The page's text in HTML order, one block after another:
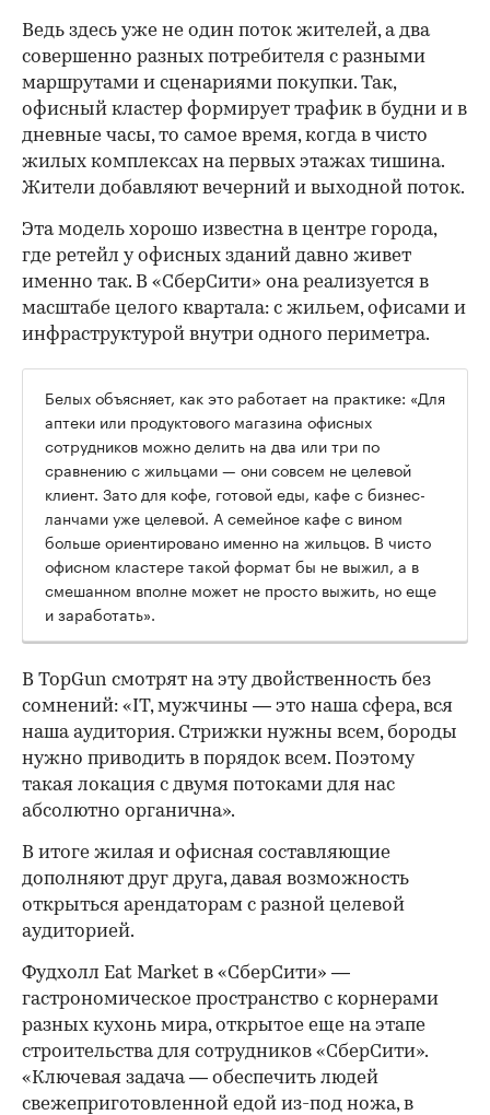
Ведь здесь уже не один поток жителей, а два
совершенно разных потребителя с разными
маршрутами и сценариями покупки. Так,
офисный кластер формирует трафик в будни и в
дневные часы, то самое время, когда в чисто
жилых комплексах на первых этажах тишина.
Жители добавляют вечерний и выходной поток.
Эта модель хорошо известна в центре города,
где ретейл у офисных зданий давно живет
именно так. В «СберСити» она реализуется в
масштабе целого квартала: с жильем, офисами и
инфраструктурой внутри одного периметра.
Белых объясняет, как это работает на практике: «Для
аптеки или продуктового магазина офисных
сотрудников можно делить на два или три по
сравнению с жильцами — они совсем не целевой
клиент. Зато для кофе, готовой еды, кафе с бизнес-
ланчами уже целевой. А семейное кафе с вином
больше ориентировано именно на жильцов. В чисто
офисном кластере такой формат бы не выжил, а в
смешанном вполне может не просто выжить, но еще
и заработать».
В TopGun смотрят на эту двойственность без
сомнений: «IT, мужчины — это наша сфера, вся
наша аудитория. Стрижки нужны всем, бороды
нужно приводить в порядок всем. Поэтому
такая локация с двумя потоками для нас
абсолютно органична».
В итоге жилая и офисная составляющие
дополняют друг друга, давая возможность
открыться арендаторам с разной целевой
аудиторией.
Фудхолл Eat Market в «СберСити» —
гастрономическое пространство с корнерами
разных кухонь мира, открытое еще на этапе
строительства для сотрудников «СберСити».
«Ключевая задача — обеспечить людей
свежеприготовленной едой из-под ножа, в